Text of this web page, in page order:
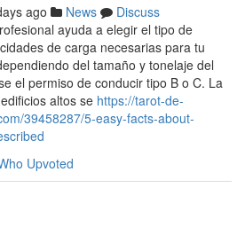
ago News
Discuss
ayuda a elegir el tipo de
de carga necesarias para tu
del tamaño y tonelaje del
el permiso de conducir tipo B o C. La
altos se https://tarot-de-
39458287/5-easy-facts-about-
Upvoted